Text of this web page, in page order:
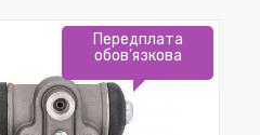
Передплата
обов'язкова